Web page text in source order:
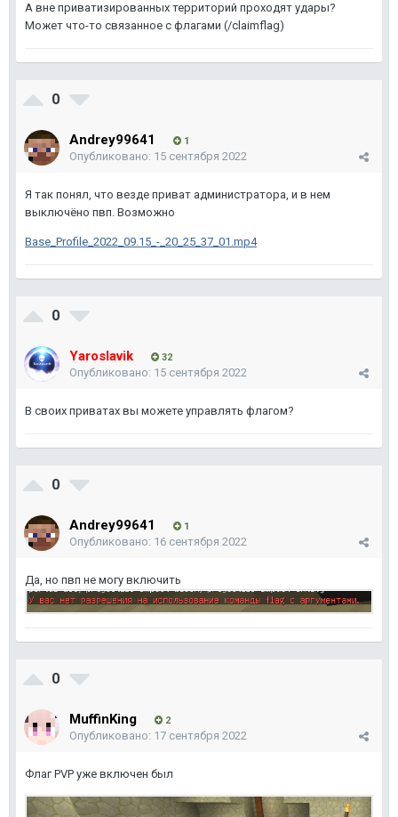
А вне приватизированных территорий проходят удары?
Может что-то связанное с флагами (/claimflag)
0
Andrey99641 1
Опубликовано: 15 сентября 2022
Я так понял, что везде приват администратора, и в нем
выключёно пвп. Возможно
Base_Profile_2022_09.15_-_20_25_37_01.mp4
0
Yaroslavik 32
Опубликовано: 15 сентября 2022
В своих приватах вы можете управлять флагом?
0
Andrey99641 1
Опубликовано: 16 сентября 2022
Да, но пвп не могу включить
0
MuffinKing 2
Опубликовано: 17 сентября 2022
Флаг PVP уже включен был